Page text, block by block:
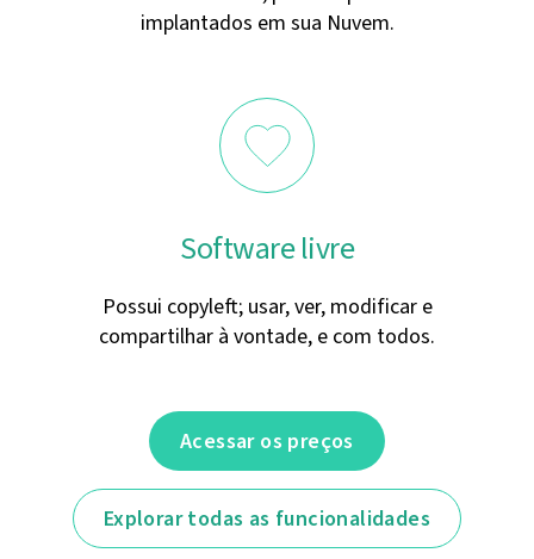
implantados em sua Nuvem.
Software livre
Possui copyleft; usar, ver, modificar e
compartilhar à vontade, e com todos.
Acessar os preços
Explorar todas as funcionalidades